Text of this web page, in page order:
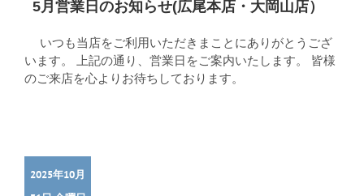
5月営業日のお知らせ(広尾本店・大岡山店）
いつも当店をご利用いただきまことにありがとうござ
います。 上記の通り、営業日をご案内いたします。 皆様
のご来店を心よりお待ちしております。
2025年10月